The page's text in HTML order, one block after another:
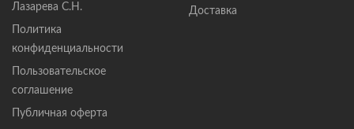
Лазарева С.Н.
Политика
конфиденциальности
Пользовательское
соглашение
Публичная оферта
Доставка